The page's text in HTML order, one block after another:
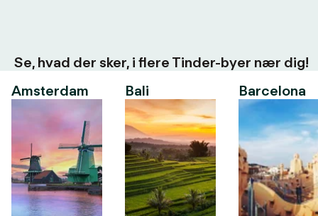
Se, hvad der sker, i flere Tinder-byer nær dig!
Amsterdam
Bali Barcelona